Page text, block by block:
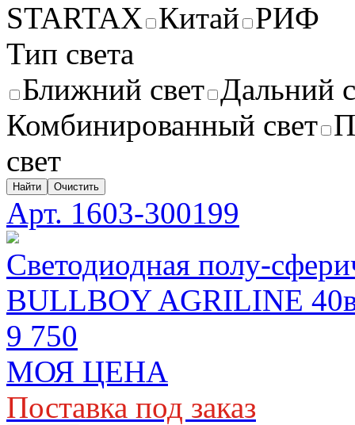
STARTAX Китай РИФ
Тип света
Ближний свет Дальний
Комбинированный свет
свет
Найти Очистить
Арт. 1603-300199
Светодиодная полу-
BULLBOY AGRILINE
9 750
МОЯ ЦЕНА
Поставка под заказ